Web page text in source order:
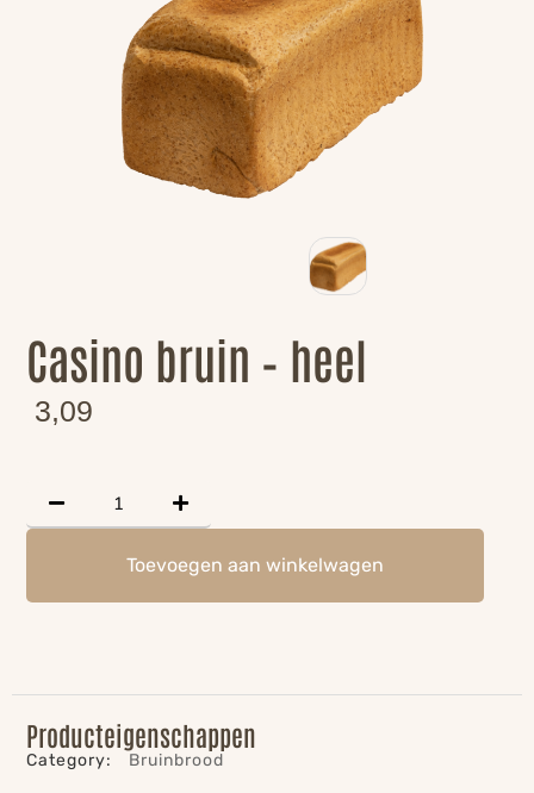
Casino bruin – heel
3,09
Toevoegen aan winkelwagen
Producteigenschappen
Category: Bruinbrood